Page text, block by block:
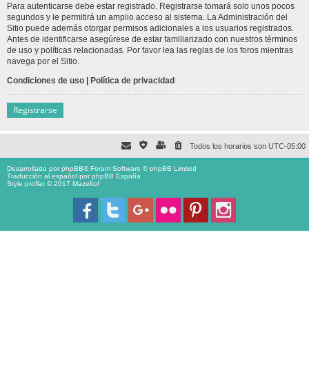
Para autenticarse debe estar registrado. Registrarse tomará solo unos pocos
segundos y le permitirá un amplio acceso al sistema. La Administración del
Sitio puede además otorgar permisos adicionales a los usuarios registrados.
Antes de identificarse asegúrese de estar familiarizado con nuestros términos
de uso y políticas relacionadas. Por favor lea las reglas de los foros mientras
navega por el Sitio.
Condiciones de uso | Política de privacidad
Registrarse
Todos los horarios son UTC-05:00
Desarrollado porphpBB® Forum Software © phpBB Limited
Traducción al español porphpBB España
Style proflat © 2017 Mazeltof